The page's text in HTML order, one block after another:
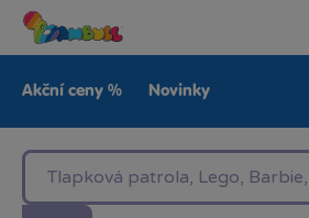
Akční ceny % Novinky